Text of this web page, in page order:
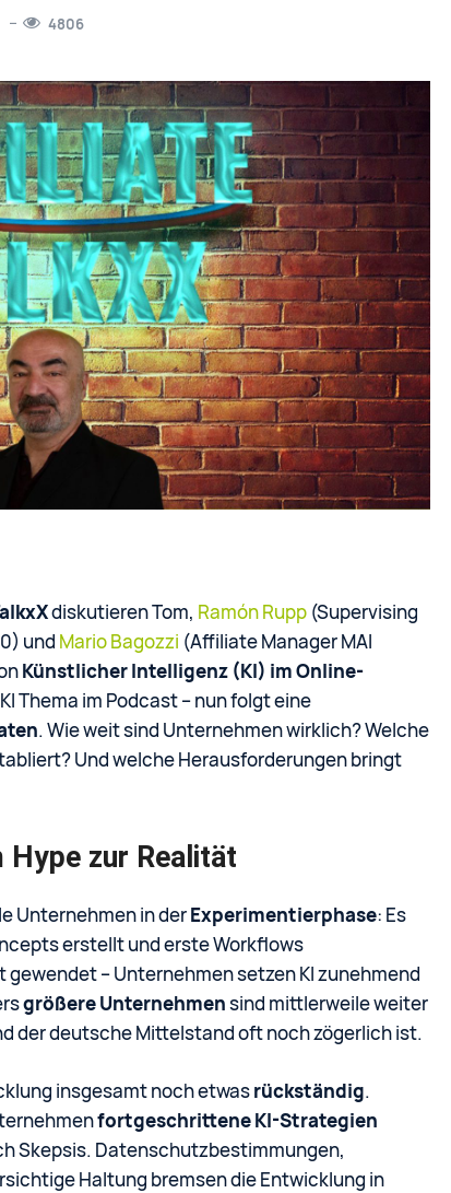
4806
diskutieren Tom, Ramón Rupp (Supervising
und Mario Bagozzi (Affiliate Manager MAI
Künstlicher Intelligenz (KI) im Online-
Thema im Podcast – nun folgt eine
. Wie weit sind Unternehmen wirklich? Welche
Und welche Herausforderungen bringt
Hype zur Realität
Unternehmen in derExperimentierphase: Es
erstellt und erste Workflows
– Unternehmen setzen KI zunehmend
größere Unternehmensind mittlerweile weiter
der deutsche Mittelstand oft noch zögerlich ist.
insgesamt noch etwasrückständig.
fortgeschrittene KI-Strategien
Skepsis. Datenschutzbestimmungen,
Haltung bremsen die Entwicklung in